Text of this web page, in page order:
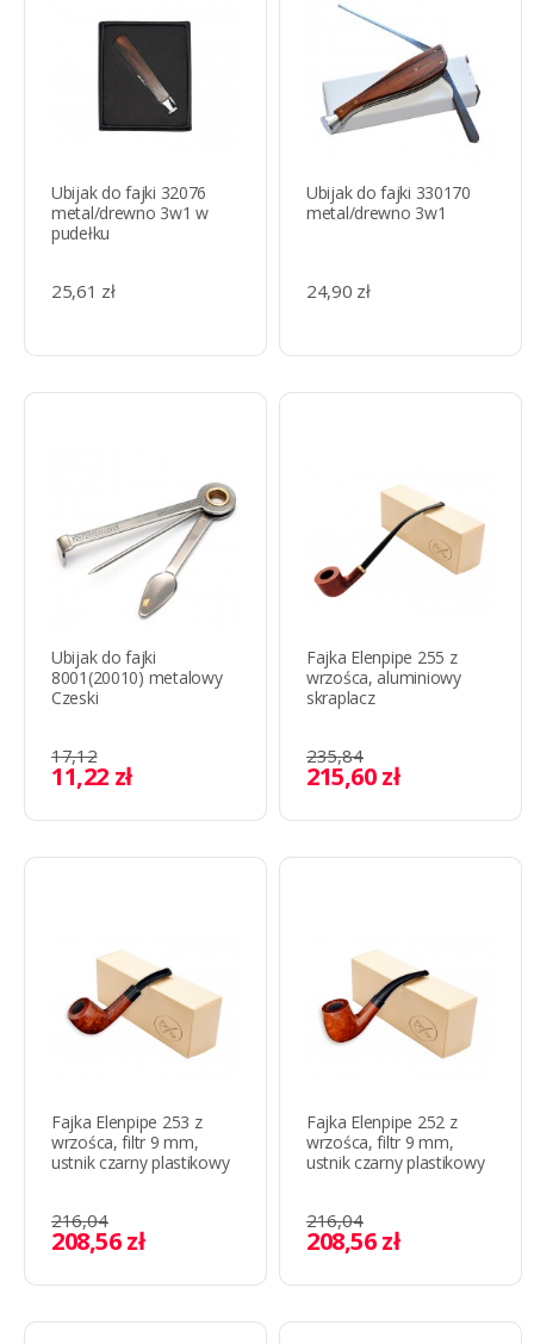
Ubijak do fajki 32076
metal/drewno 3w1 w
pudełku
25,61 zł
Ubijak do fajki 330170
metal/drewno 3w1
24,90 zł
Ubijak do fajki
8001(20010) metalowy
Czeski
17,12
11,22 zł
Fajka Elenpipe 255 z
wrzośca, aluminiowy
skraplacz
235,84
215,60 zł
Fajka Elenpipe 253 z
wrzośca, filtr 9 mm,
ustnik czarny plastikowy
216,04
208,56 zł
Fajka Elenpipe 252 z
wrzośca, filtr 9 mm,
ustnik czarny plastikowy
216,04
208,56 zł